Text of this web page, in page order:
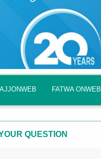
FATWA ONWEB
QUESTION